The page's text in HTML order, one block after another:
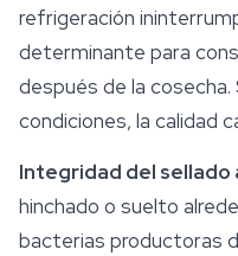
refrigeración
determinante para
después de la cosecha.
condiciones, la calidad
Integridad del sellado
hinchado o suelto
bacterias productoras